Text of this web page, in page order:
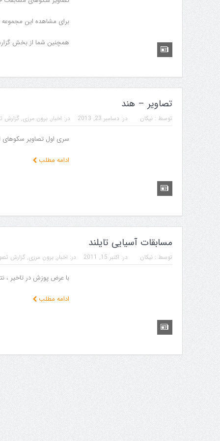
برای مشاهده این مجموعه
همچنین شما از بخش
تصاویر – هند
توسط :نیکان در: دسامبر 23, 2013 در: اخبار,برون مرزی,گزارش
سری اول تصاویر سکوهای
ادامه مطلب
مسابقات آسیایی تایلند
توسط :نیکان در: اکتبر 15, 2011 در: اخبار,برون مرزی,گزارش
با عرض پوزش در تاخیر ،
ادامه مطلب